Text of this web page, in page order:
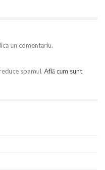
un comentariu.
spamul. Află cum sunt